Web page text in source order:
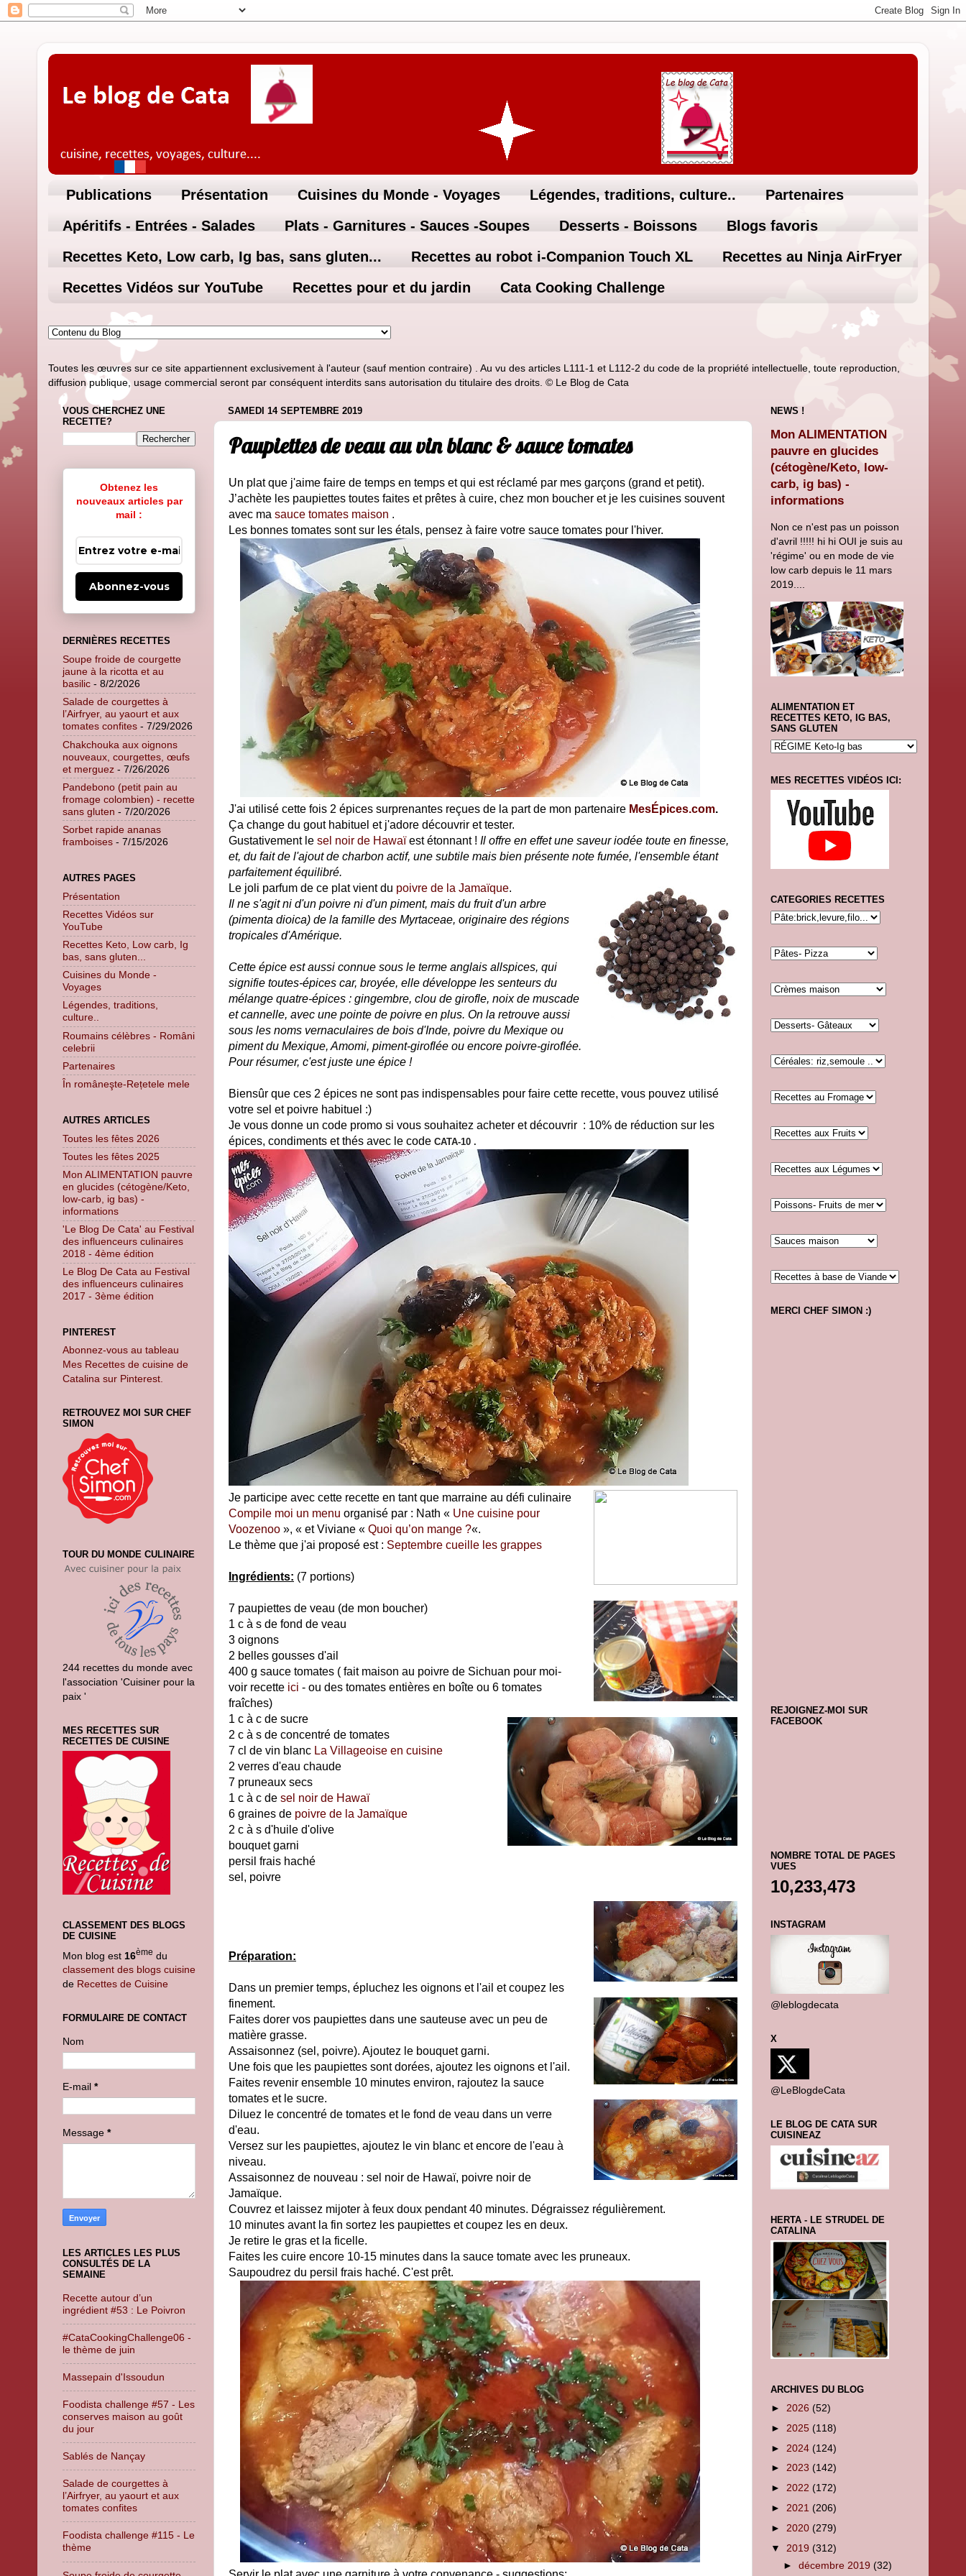
Publications Présentation Cuisines du Monde - Voyages Légendes, traditions, culture..
Partenaires
Apéritifs - Entrées - Salades
Plats - Garnitures - Sauces -Soupes Desserts - Boissons
Blogs favoris
Recettes Keto, Low carb, Ig bas, sans gluten...
Recettes au robot i-Companion Touch XL
Recettes au Ninja AirFryer
Recettes Vidéos sur YouTube
Recettes pour et du jardin Cata Cooking Challenge
Toutes les œuvres sur ce site appartiennent exclusivement à l'auteur (sauf mention contraire) . Au vu des articles L111-1 et L112-2 du code de la propriété intellectuelle, toute reproduction,
diffusion publique, usage commercial seront par conséquent interdits sans autorisation du titulaire des droits. © Le Blog de Cata
SAMEDI 14 SEPTEMBRE 2019
Paupiettes de veau au vin blanc & sauce tomates
Un plat que j'aime faire de temps en temps et qui est réclamé par mes garçons (grand et petit).
J’achète les paupiettes toutes faites et prêtes à cuire, chez mon boucher et je les cuisines souvent
avec ma sauce tomates maison .
Les bonnes tomates sont sur les étals, pensez à faire votre sauce tomates pour l'hiver.
J'ai utilisé cette fois 2 épices surprenantes reçues de la part de mon partenaire MesÉpices.com.
Ça change du gout habituel et j'adore découvrir et tester.
Gustativement le sel noir de Hawaïest étonnant ! Il offre en effet une saveur iodée toute en finesse,
et, du fait de l'ajout de charbon actif, une subtile mais bien présente note fumée, l'ensemble étant
parfaitement équilibré.
Le joli parfum de ce plat vient du poivre de la Jamaïque.
Il ne s'agit ni d'un poivre ni d'un piment, mais du fruit d'un arbre
(pimenta dioica) de la famille des Myrtaceae, originaire des régions
tropicales d'Amérique.
Cette épice est aussi connue sous le terme anglais allspices, qui
signifie toutes-épices car, broyée, elle développe les senteurs du
mélange quatre-épices : gingembre, clou de girofle, noix de muscade
et cannelle, avec une pointe de poivre en plus. On la retrouve aussi
sous les noms vernaculaires de bois d'Inde, poivre du Mexique ou
piment du Mexique, Amomi, piment-giroflée ou encore poivre-giroflée.
Pour résumer, c'est juste une épice !
Biensûr que ces 2 épices ne sont pas indispensables pour faire cette recette, vous pouvez utilisé
votre sel et poivre habituel :)
Je vous donne un code promo si vous souhaitez acheter et découvrir : 10% de réduction sur les
épices, condiments et thés avec le code CATA-10 .
Je participe avec cette recette en tant que marraine au défi culinaire
Compile moi un menu organisé par : Nath « Une cuisine pour
Voozenoo », « et Viviane « Quoi qu’on mange ?«.
Le thème que j'ai proposé est : Septembre cueille les grappes
Ingrédients: (7 portions)
7 paupiettes de veau (de mon boucher)
1 c à s de fond de veau
3 oignons
2 belles gousses d'ail
400 g sauce tomates ( fait maison au poivre de Sichuan pour moi-
voir recette ici - ou des tomates entières en boîte ou 6 tomates
fraîches)
1 c à c de sucre
2 c à s de concentré de tomates
7 cl de vin blanc La Villageoise en cuisine
2 verres d'eau chaude
7 pruneaux secs
1 c à c de sel noir de Hawaï
6 graines de poivre de la Jamaïque
2 c à s d'huile d'olive
bouquet garni
persil frais haché
sel, poivre
Préparation:
Dans un premier temps, épluchez les oignons et l'ail et coupez les
finement.
Faites dorer vos paupiettes dans une sauteuse avec un peu de
matière grasse.
Assaisonnez (sel, poivre). Ajoutez le bouquet garni.
Une fois que les paupiettes sont dorées, ajoutez les oignons et l'ail.
Faites revenir ensemble 10 minutes environ, rajoutez la sauce
tomates et le sucre.
Diluez le concentré de tomates et le fond de veau dans un verre
d'eau.
Versez sur les paupiettes, ajoutez le vin blanc et encore de l'eau à
niveau.
Assaisonnez de nouveau : sel noir de Hawaï, poivre noir de
Jamaïque.
Couvrez et laissez mijoter à feux doux pendant 40 minutes. Dégraissez régulièrement.
10 minutes avant la fin sortez les paupiettes et coupez les en deux.
Je retire le gras et la ficelle.
Faites les cuire encore 10-15 minutes dans la sauce tomate avec les pruneaux.
Saupoudrez du persil frais haché. C'est prêt.
VOUS CHERCHEZ UNE
RECETTE?
Obtenez les
nouveaux articles par
mail :
Abonnez-vous
DERNIÈRES RECETTES
Soupe froide de courgette
jaune à la ricotta et au
basilic - 8/2/2026
Salade de courgettes à
l’Airfryer, au yaourt et aux
tomates confites - 7/29/2026
Chakchouka aux oignons
nouveaux, courgettes, œufs
et merguez - 7/26/2026
Pandebono (petit pain au
fromage colombien) - recette
sans gluten - 7/20/2026
Sorbet rapide ananas
framboises - 7/15/2026
AUTRES PAGES
Présentation
Recettes Vidéos sur
YouTube
Recettes Keto, Low carb, Ig
bas, sans gluten...
Cuisines du Monde -
Voyages
Légendes, traditions,
culture..
Roumains célèbres - Români
celebrii
Partenaires
În româneşte-Rețetele mele
AUTRES ARTICLES
Toutes les fêtes 2026
Toutes les fêtes 2025
Mon ALIMENTATION pauvre
en glucides (cétogène/Keto,
low-carb, ig bas) -
informations
'Le Blog De Cata' au Festival
des influenceurs culinaires
2018 - 4ème édition
Le Blog De Cata au Festival
des influenceurs culinaires
2017 - 3ème édition
PINTEREST
Abonnez-vous au tableau
Mes Recettes de cuisine de
Catalina sur Pinterest.
RETROUVEZ MOI SUR CHEF
SIMON
TOUR DU MONDE CULINAIRE
244 recettes du monde avec
l'association 'Cuisiner pour la
paix '
MES RECETTES SUR
RECETTES DE CUISINE
CLASSEMENT DES BLOGS
DE CUISINE
Mon blog est 16ème du
classement des blogs cuisine
de Recettes de Cuisine
FORMULAIRE DE CONTACT
Nom
E-mail *
Message *
LES ARTICLES LES PLUS
CONSULTÉS DE LA
SEMAINE
Recette autour d’un
ingrédient #53 : Le Poivron
#CataCookingChallenge06 -
le thème de juin
Massepain d'Issoudun
Foodista challenge #57 - Les
conserves maison au goût
du jour
Sablés de Nançay
Salade de courgettes à
l’Airfryer, au yaourt et aux
tomates confites
Foodista challenge #115 - Le
thème
NEWS !
Mon ALIMENTATION
pauvre en glucides
(cétogène/Keto, low-
carb, ig bas) -
informations
Non ce n'est pas un poisson
d'avril !!!!! hi hi OUI je suis au
'régime' ou en mode de vie
low carb depuis le 11 mars
2019....
ALIMENTATION ET
RECETTES KETO, IG BAS,
SANS GLUTEN
MES RECETTES VIDÉOS ICI:
CATEGORIES RECETTES
MERCI CHEF SIMON :)
REJOIGNEZ-MOI SUR
FACEBOOK
NOMBRE TOTAL DE PAGES
VUES
10,233,473
INSTAGRAM
@leblogdecata
X
@LeBlogdeCata
LE BLOG DE CATA SUR
CUISINEAZ
HERTA - LE STRUDEL DE
CATALINA
ARCHIVES DU BLOG
► 2026 (52)
► 2025 (118)
► 2024 (124)
► 2023 (142)
► 2022 (172)
► 2021 (206)
► 2020 (279)
▼ 2019 (312)
►décembre 2019(32)